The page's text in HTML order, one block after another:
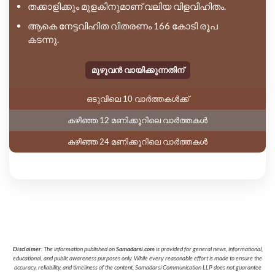
തക്കാളിക്കും മുളകിനുമാണ് വലിയ വിളവിഹിതം.
ആകെ നേട്ടവിഹിത വിതരണം 166 കോടി രൂപ
കടന്നു.
മുഴുവൻ വായിക്കുന്നതിന്
ഒടുവിലെ 10 വാർത്തകൾക്ക്
കഴിഞ്ഞ 12 മണിക്കൂറിലെ വാർത്തകൾ
കഴിഞ്ഞ 24 മണിക്കൂറിലെ വാർത്തകൾ
Disclaimer: The information published onSamadarsi.comis provided for general news, informational,
educational, and public awareness purposes only. While every reasonable effort is made to ensure the
accuracy, reliability, and timeliness of the content, Samadarsi Communication LLP does not guarantee